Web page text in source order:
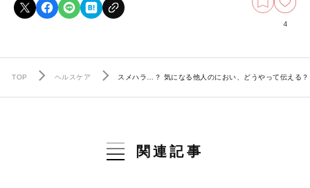
4
TOP ヘルスケア スメハラ…？ 気になる他人のにおい、どうやって伝える
関連記事